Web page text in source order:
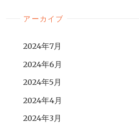
アーカイブ
2024年7月
2024年6月
2024年5月
2024年4月
2024年3月